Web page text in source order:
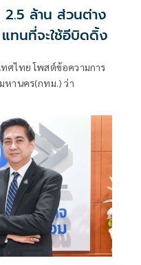
ล้าน ส่วนต่าง
ทนที่จะใช้อีบิดดิ้ง
ทศไทย โพสต์ข้อความการ
หานคร(กทม.) ว่า